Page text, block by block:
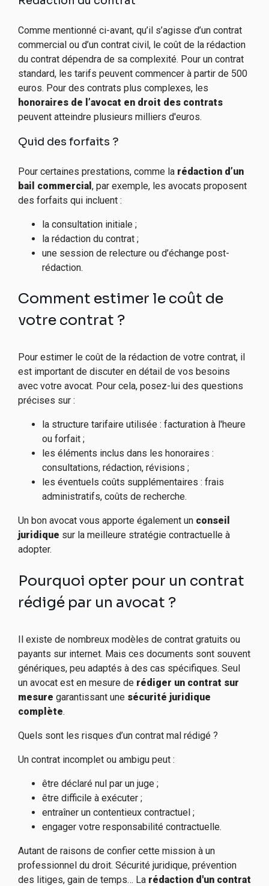
Comme mentionné ci-avant, qu’il s’agisse d’un contrat
commercial ou d’un contrat civil, le coût de la rédaction
du contrat dépendra de sa complexité. Pour un contrat
standard, les tarifs peuvent commencer à partir de 500
euros. Pour des contrats plus complexes, les
honoraires de l’avocat en droit des contrats
peuvent atteindre plusieurs milliers d'euros.
Quid des forfaits ?
Pour certaines prestations, comme la rédaction d’un
bail commercial , par exemple, les avocats proposent
des forfaits qui incluent :
la consultation initiale ;
la rédaction du contrat ;
une session de relecture ou d’échange post-
rédaction.
Comment estimer le coût de
votre contrat ?
Pour estimer le coût de la rédaction de votre contrat, il
est important de discuter en détail de vos besoins
avec votre avocat. Pour cela, posez-lui des questions
précises sur :
la structure tarifaire utilisée : facturation à l'heure
ou forfait ;
les éléments inclus dans les honoraires :
consultations, rédaction, révisions ;
les éventuels coûts supplémentaires : frais
administratifs, coûts de recherche.
Un bon avocat vous apporte également un conseil
juridique sur la meilleure stratégie contractuelle à
adopter.
Pourquoi opter pour un contrat
rédigé par un avocat ?
Il existe de nombreux modèles de contrat gratuits ou
payants sur internet. Mais ces documents sont souvent
génériques, peu adaptés à des cas spécifiques. Seul
un avocat est en mesure de rédiger un contrat sur
mesure garantissant une sécurité juridique
complète.
Quels sont les risques d’un contrat mal rédigé ?
Un contrat incomplet ou ambigu peut :
être déclaré nul par un juge ;
être difficile à exécuter ;
entraîner un contentieux contractuel ;
engager votre responsabilité contractuelle.
Autant de raisons de confier cette mission à un
professionnel du droit. Sécurité juridique, prévention
des litiges, gain de temps… La rédaction d'un contrat